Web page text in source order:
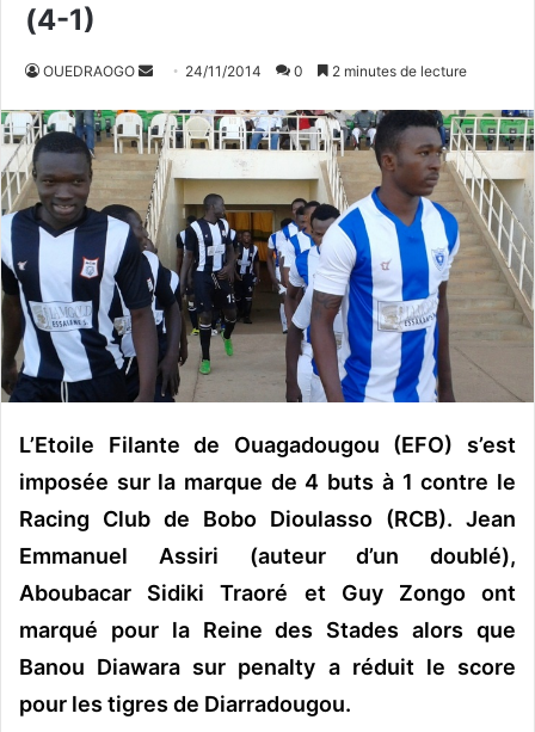
(4-1)
OUEDRAOGO
v
o
y
e
r
u
n
c
o
u
r
24/11/2014 0 2 minutes de lecture
L’Etoile Filante de Ouagadougou (EFO) s’est
imposée sur la marque de 4 buts à 1 contre le
Racing Club de Bobo Dioulasso (RCB). Jean
Emmanuel Assiri (auteur d’un doublé),
Aboubacar Sidiki Traoré et Guy Zongo ont
marqué pour la Reine des Stades alors que
Banou Diawara sur penalty a réduit le score
pour les tigres de Diarradougou.